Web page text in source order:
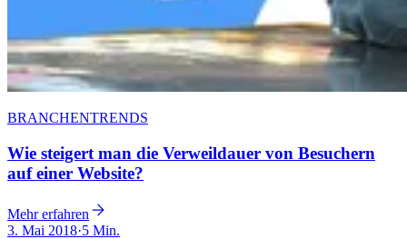
BRANCHENTRENDS
Wie steigert man die Verweildauer von Besuchern
auf einer Website?
Mehr erfahren
3. Mai 2018·5 Min.